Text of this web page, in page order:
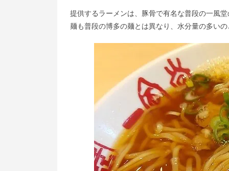
提供するラーメンは、豚骨で有名な普段の一風
麺も普段の博多の麺とは異なり、水分量の多い